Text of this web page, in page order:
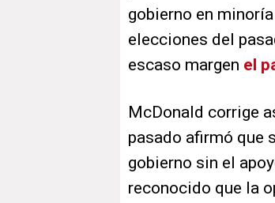
gobierno en
elecciones del
escaso margen el
McDonald corrige
pasado afirmó que
gobierno sin el
reconocido que la